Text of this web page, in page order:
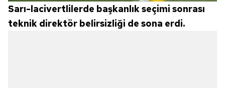
Sarı-lacivertlilerde başkanlık seçimi sonrası
teknik direktör belirsizliği de sona erdi.